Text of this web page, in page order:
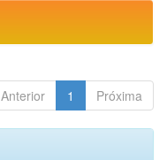
Anterior 1 Próxima